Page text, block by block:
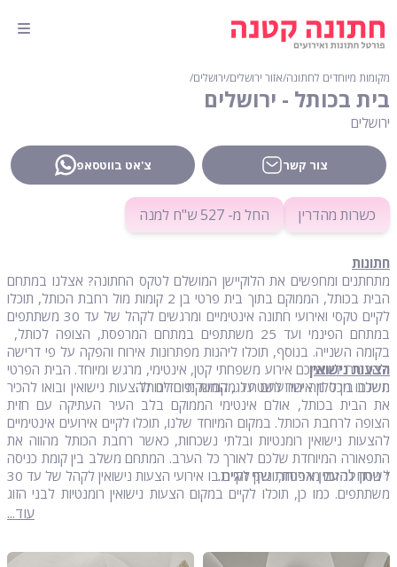
מקומות מיוחדים לחתונה∕אזור ירושלים∕ירושלים∕
בית בכותל - ירושלים
ירושלים
צור קשר צ'אט בווטסאפ
כשרות מהדרין החל מ- 527 ש"ח למנה
חתונות
מתחתנים ומחפשים את הלוקיישן המושלם לטקס החתונה? אצלנו במתחם
הבית בכותל, הממוקם בתוך בית פרטי בן 2 קומות מול רחבת הכותל, תוכלו
לקיים טקסי ואירועי חתונה אינטימיים ומרגשים לקהל של עד 30 משתתפים
במתחם הפינמי ועד 25 משתתפים במתחם המרפסת, הצופה לכותל,
בקומה השנייה. בנוסף, תוכלו ליהנות מפתרונות אירוח והפקה על פי דרישה
ולהבטיח לעצמכם אירוע משפחתי קטן, אינטימי, מרגש ומיוחד. הבית הפרטי
משלב בין סלון אירוח לשטח גג, המשקיפים לכותל.
הצעות נישואין
תשכחו מכל מה שידעתם על מקומות מיוחדים להצעות נישואין ובואו להכיר
את הבית בכותל, אולם אינטימי הממוקם בלב העיר העתיקה עם חזית
הצופה לרחבת הכותל. במקום המיוחד שלנו, תוכלו לקיים אירועים אינטימיים
להצעות נישואין רומנטיות ובלתי נשכחות, כאשר רחבת הכותל מהווה את
התפאורה המיוחדת שלכם לאורך כל הערב. המתחם משלב בין קומת כניסה
לשטח גג עם מרפסת, וניתן לקיים בו אירועי הצעות נישואין לקהל של עד 30
משתתפים. כמו כן, תוכלו לקיים במקום הצעות נישואין רומנטיות לבני הזוג
בלבד בליווי ארוחה זוגית ופתרונות הפקה נוספים בהתאמה אישית לצרכי
* ניתן להזמין ארוחת שף זוגית.
עוד...